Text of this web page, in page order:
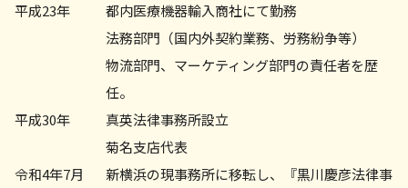
平成23年
都内医療機器輸入商社にて勤務
法務部門（国内外契約業務、労務紛争等）
物流部門、マーケティング部門の責任者を歴
任。
平成30年
真英法律事務所設立
菊名支店代表
令和4年7月
新横浜の現事務所に移転し、『黒川慶彦法律事